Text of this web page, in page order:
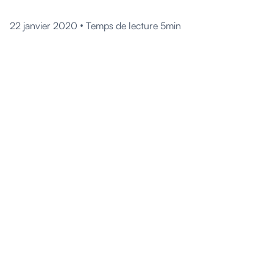
22 janvier 2020 • Temps de lecture 5min